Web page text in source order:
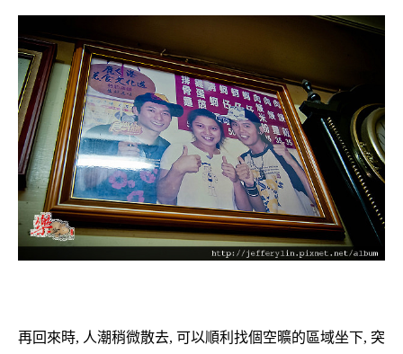
再回來時, 人潮稍微散去, 可以順利找個空曠的區域坐下, 突